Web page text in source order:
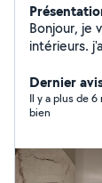
Bonjour, je vous propse mes services pour tous travaux
intérieurs. j'ai
salles de
petits travaux
Démolition - Pose de
complet -
Dernier
Il y a plus de 6
bien